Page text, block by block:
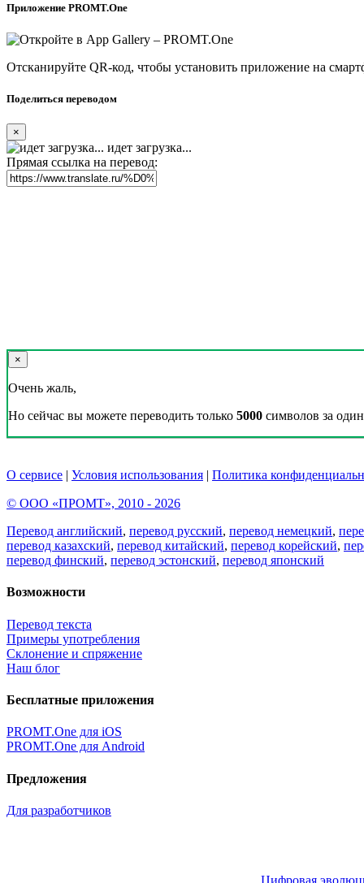
Приложение PROMT.One
Отсканируйте QR-код, чтобы установить приложение на
Поделиться переводом
×
идет загрузка...
Прямая ссылка на перевод:
×
Очень жаль,
Но сейчас вы можете переводить только 5000 символов за один
О сервисе | Условия использования | Политика
© ООО «ПРОМТ», 2010 - 2026
Перевод английский, перевод русский, перевод немецкий,
перевод казахский, перевод китайский, перевод корейский,
перевод финский, перевод эстонский, перевод японский
Возможности
Перевод текста
Примеры употребления
Склонение и спряжение
Наш блог
Бесплатные приложения
PROMT.One для iOS
PROMT.One для Android
Предложения
Для разработчиков
Цифровая